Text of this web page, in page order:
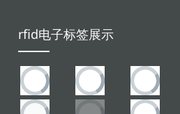
rfid电子标签展示